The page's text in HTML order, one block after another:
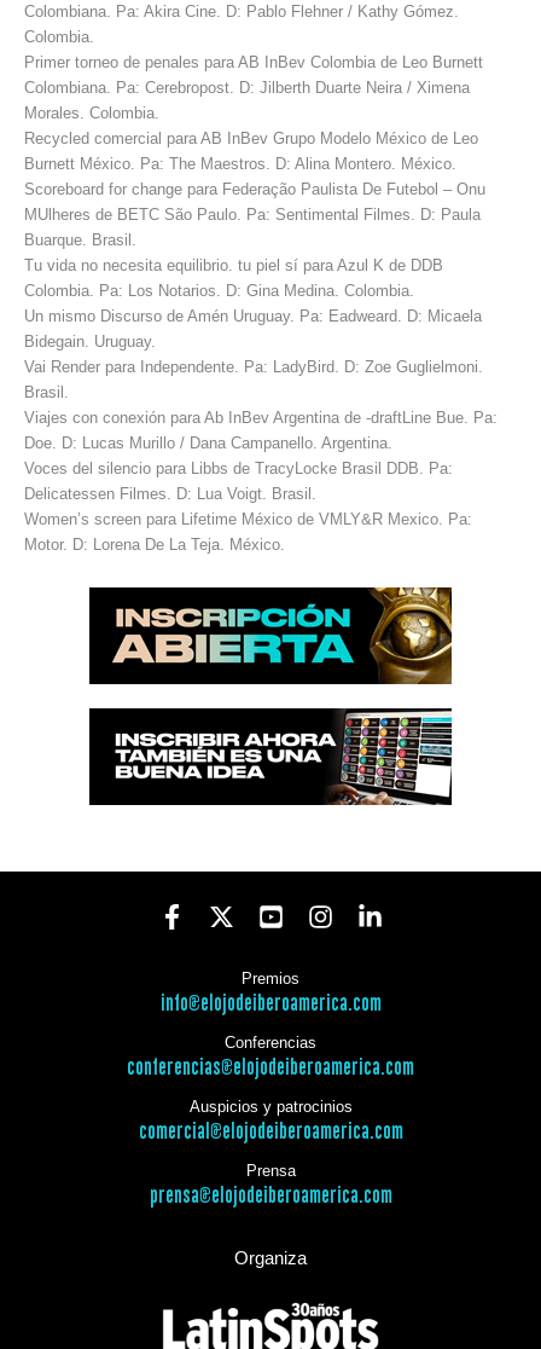
Colombiana. Pa: Akira Cine. D: Pablo Flehner / Kathy Gómez.
Colombia.
Primer torneo de penales para AB InBev Colombia de Leo Burnett
Colombiana. Pa: Cerebropost. D: Jilberth Duarte Neira / Ximena
Morales. Colombia.
Recycled comercial para AB InBev Grupo Modelo México de Leo
Burnett México. Pa: The Maestros. D: Alina Montero. México.
Scoreboard for change para Federação Paulista De Futebol – Onu
MUlheres de BETC São Paulo. Pa: Sentimental Filmes. D: Paula
Buarque. Brasil.
Tu vida no necesita equilibrio. tu piel sí para Azul K de DDB
Colombia. Pa: Los Notarios. D: Gina Medina. Colombia.
Un mismo Discurso de Amén Uruguay. Pa: Eadweard. D: Micaela
Bidegain. Uruguay.
Vai Render para Independente. Pa: LadyBird. D: Zoe Guglielmoni.
Brasil.
Viajes con conexión para Ab InBev Argentina de -draftLine Bue. Pa:
Doe. D: Lucas Murillo / Dana Campanello. Argentina.
Voces del silencio para Libbs de TracyLocke Brasil DDB. Pa:
Delicatessen Filmes. D: Lua Voigt. Brasil.
Women’s screen para Lifetime México de VMLY&R Mexico. Pa:
Motor. D: Lorena De La Teja. México.
Premios
info@elojodeiberoamerica.com
Conferencias
conferencias@elojodeiberoamerica.com
Auspicios y patrocinios
comercial@elojodeiberoamerica.com
Prensa
prensa@elojodeiberoamerica.com
Organiza